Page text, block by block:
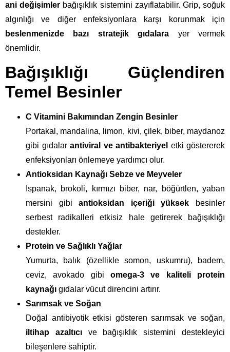
ani değişimler bağışıklık sistemini zayıflatabilir. Grip, soğuk
algınlığı ve diğer enfeksiyonlara karşı korunmak için
beslenmenizde bazı stratejik gıdalara yer vermek
önemlidir.
Bağışıklığı Güçlendiren
Temel Besinler
C Vitamini Bakımından Zengin Besinler
Portakal, mandalina, limon, kivi, çilek, biber, maydanoz
gibi gıdalar antiviral ve antibakteriyel etki göstererek
enfeksiyonları önlemeye yardımcı olur.
Antioksidan Kaynağı Sebze ve Meyveler
Ispanak, brokoli, kırmızı biber, nar, böğürtlen, yaban
mersini gibiantioksidan içeriği yüksek besinler
serbest radikalleri etkisiz hale getirerek bağışıklığı
destekler.
Protein ve Sağlıklı Yağlar
Yumurta, balık (özellikle somon, uskumru), badem,
ceviz, avokado gibi omega-3 ve kaliteli protein
kaynağı gıdalar vücut direncini artırır.
Sarımsak ve Soğan
Doğal antibiyotik etkisi gösteren sarımsak ve soğan,
iltihap azaltıcıve bağışıklık sistemini destekleyici
bileşenlere sahiptir.